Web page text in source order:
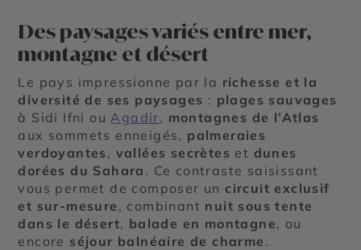
Des paysages variés entre mer,
montagne et désert
Le pays impressionne par la richesse et la
diversité de ses paysages : plages sauvages
à Sidi Ifni ou Agadir, montagnes de l’Atlas
aux sommets enneigés, palmeraies
verdoyantes, vallées secrètes et dunes
dorées du Sahara . Ce contraste saisissant
vous permet de composer un circuit exclusif
et sur-mesure , combinant nuit sous tente
dans le désert, balade en montagne, ou
encore séjour balnéaire de charme .